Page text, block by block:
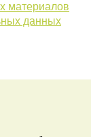
материалов
данных